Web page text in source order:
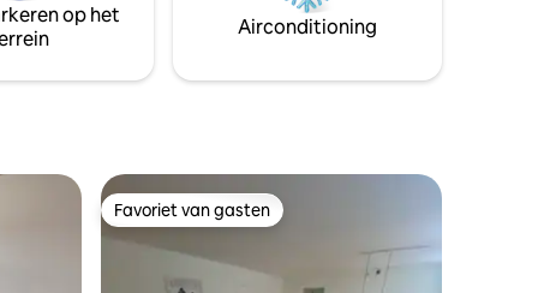
op het
Airconditioning
Favoriet van gasten
Favoriet van gasten